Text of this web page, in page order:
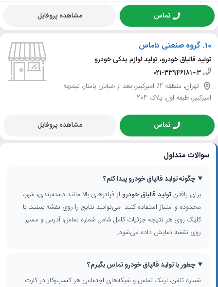
تماس مشاهده پروفایل
10. گروه صنعتی داماس
تولید قالپاق خودرو، تولید لوازم یدکی خودرو
021-33946181~3
تهران، منطقه 12، امیرکبیر، بعد از خیابان پامنار، تیمچه
امیرکبیر، طبقه اول، پلاک 204
تماس مشاهده پروفایل
سوالات متداول
چگونه تولید قالپاق خودرو پیدا کنم؟
برای یافتنتولید قالپاق خودرو از فیلترهای بالا مانند دسته‌بندی، شهر،
محدوده و امتیاز استفاده کنید. می‌توانید نتایج را روی نقشه ببینید، با
کلیک روی هر نتیجه جزئیات کامل شامل شماره تماس، آدرس و مسیر
روی نقشه نمایش داده می‌شود.
چطور با تولید قالپاق خودرو تماس بگیرم؟
شماره تلفن، لینک تماس و شبکه‌های اجتماعی هر کسب‌وکار در کارت